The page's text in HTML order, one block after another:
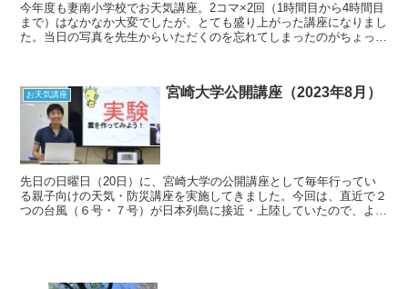
今年度も妻南小学校でお天気講座。2コマ×2回（1時間目から4時間目
まで）はなかなか大変でしたが、とても盛り上がった講座になりまし
た。当日の写真を先生からいただくのを忘れてしまったのがちょっと
お天気講座 宮崎大学公開講座（2023年8月）
先日の日曜日（20日）に、宮崎大学の公開講座として毎年行ってい
る親子向けの天気・防災講座を実施してきました。今回は、直近で２
つの台風（６号・７号）が日本列島に接近・上陸していたので、より